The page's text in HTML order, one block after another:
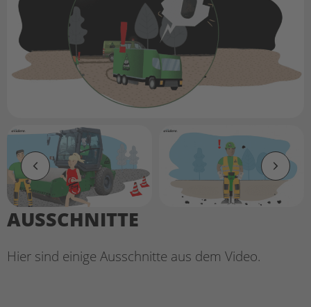
AUSSCHNITTE
Hier sind einige Ausschnitte aus dem Video.